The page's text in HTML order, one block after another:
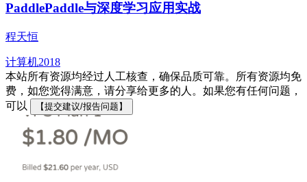
PaddlePaddle与深度学习应用实战
程天恒
计算机2018
本站所有资源均经过人工核查，确保品质可靠。所有资源均免
费，如您觉得满意，请分享给更多的人。如果您有任何问题，
可以
【提交建议/报告问题】